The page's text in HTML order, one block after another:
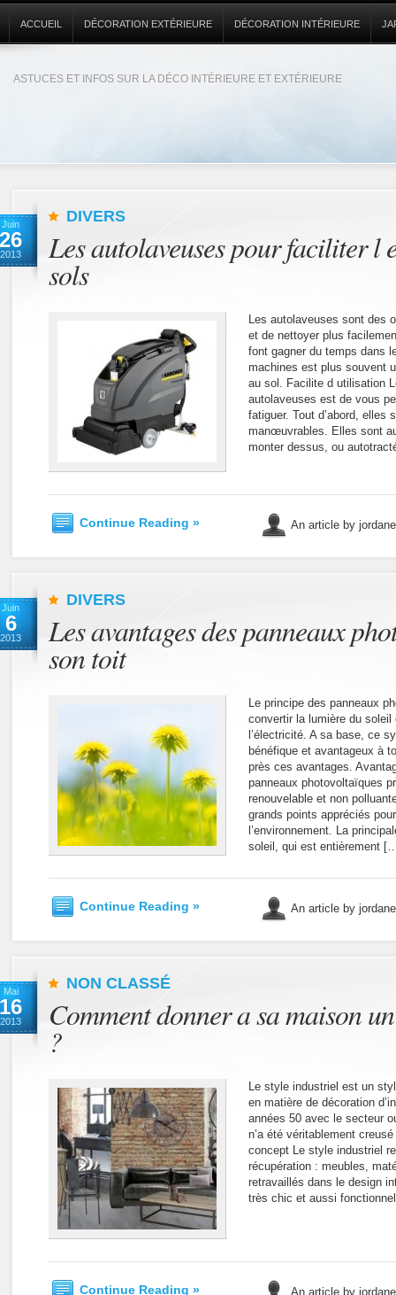
ASTUCES ET INFOS SUR LA DÉCO INTÉRIEURE ET EXTÉRIEURE
ACCUEIL DÉCORATION EXTÉRIEURE DÉCORATION INTÉRIEURE
Juin
26
2013
DIVERS
Les autolaveuses pour faciliter l
sols
Les autolaveuses sont des
et de nettoyer plus
font gagner du temps dans
machines est plus souvent
au sol. Facilite d utilisation
autolaveuses est de vous
fatiguer. Tout d’abord, elles
manœuvrables. Elles sont
monter dessus, ou
Continue Reading » An article by
Juin
6
2013
DIVERS
Les avantages des panneaux
son toit
Le principe des panneaux
convertir la lumière du soleil
l’électricité. A sa base, ce
bénéfique et avantageux à
près ces avantages.
panneaux photovoltaïques
renouvelable et non
grands points appréciés
l’environnement. La
soleil, qui est entièrement
Continue Reading » An article by
Mai
16
2013
NON CLASSÉ
Comment donner a sa maison
?
Le style industriel est un
en matière de décoration
années 50 avec le secteur
n’a été véritablement
concept Le style industriel
récupération : meubles,
retravaillés dans le design
très chic et aussi
Continue Reading » An article by